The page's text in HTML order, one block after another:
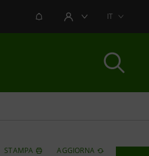
NOTIFICHEAREA UTENTEIT
STAMPA AGGIORNA